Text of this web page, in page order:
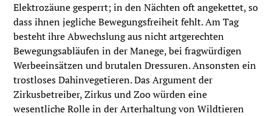
Elektrozäune gesperrt; in den Nächten oft angekettet, so
dass ihnen jegliche Bewegungsfreiheit fehlt. Am Tag
besteht ihre Abwechslung aus nicht artgerechten
Bewegungsabläufen in der Manege, bei fragwürdigen
Werbeeinsätzen und brutalen Dressuren. Ansonsten ein
trostloses Dahinvegetieren. Das Argument der
Zirkusbetreiber, Zirkus und Zoo würden eine
wesentliche Rolle in der Arterhaltung von Wildtieren